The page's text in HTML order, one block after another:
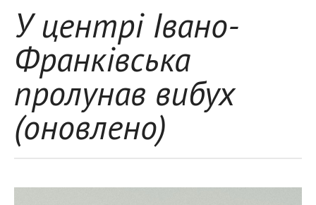
У центрі Івано-
Франківська
пролунав вибух
(оновлено)